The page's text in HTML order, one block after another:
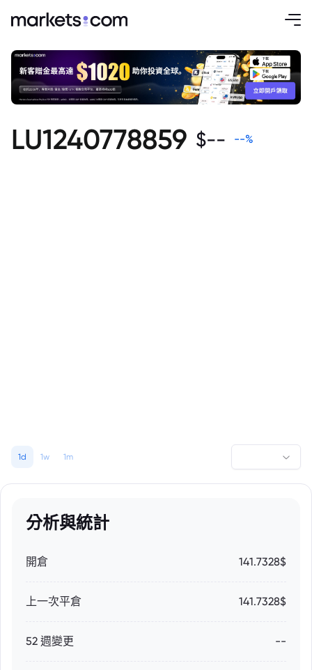
LU1240778859 $-- --%
1d 1w 1m
分析與統計
開倉 141.7328$
上一次平倉 141.7328$
52 週變更 --